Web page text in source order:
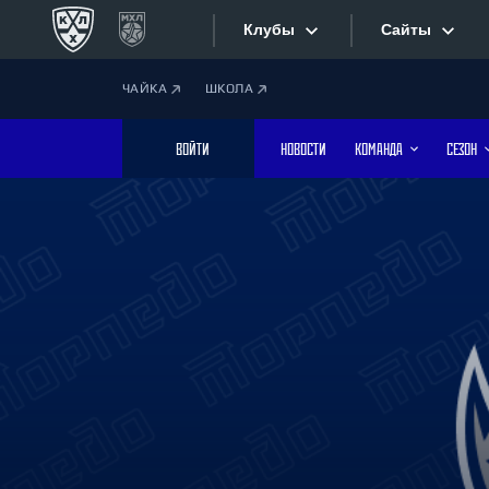
Клубы
Дивизион Боброва
Лада
Сайты
Фотобанк
ЧАЙКА ШКОЛА
ВОЙТИ НОВОСТИ КОМАНДА СЕЗОН